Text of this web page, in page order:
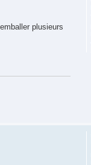
plusieurs